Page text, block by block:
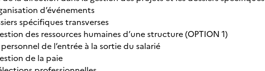
d’événements
spécifiques transverses
des ressources humaines d’une structure (OPTION 1)
de l’entrée à la sortie du salarié
de la paie